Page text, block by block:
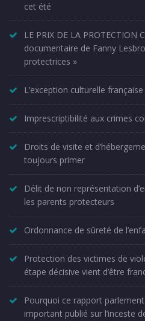
cet été
LE PRIX DE LA PROTECTION
documentaire de Fanny
protectrices »
L’exception culturelle
Imprescriptibilité aux crimes
Droits de visite et
toujours primer
Délit de non représentation
les parents protecteurs
Ordonnance de sûreté de
Protection des victimes de
étape décisive vient d’être
Pourquoi ce rapport
important publié sur l’inceste